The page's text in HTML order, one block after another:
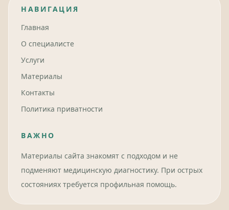
НАВИГАЦИЯ
Главная
О специалисте
Услуги
Материалы
Контакты
Политика приватности
ВАЖНО
Материалы сайта знакомят с подходом и не
подменяют медицинскую диагностику. При острых
состояниях требуется профильная помощь.